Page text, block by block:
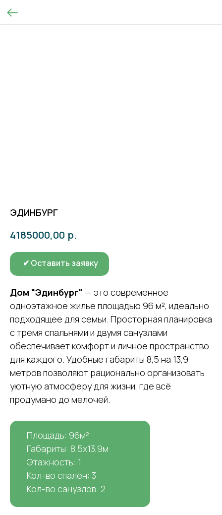
ЭДИНБУРГ
4185000,00 р.
✔ Оставить заявку
Дом "Эдинбург" — это современное
одноэтажное жильё площадью 96 м², идеально
подходящее для семьи. Просторная планировка
с тремя спальнями и двумя санузлами
обеспечивает комфорт и личное пространство
для каждого. Удобные габариты 8,5 на 13,9
метров позволяют рационально организовать
уютную атмосферу для жизни, где всё
продумано до мелочей.
Площадь: 96м²
Габариты: 8,5х13,9м
Этажность: 1
Кол-во спален: 3
Кол-во санузлов: 2